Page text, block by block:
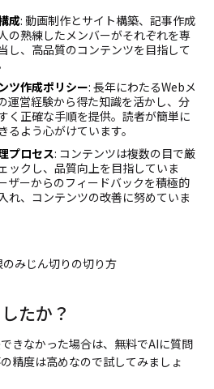
成: 動画制作とサイト構築、記事作成
の熟練したメンバーがそれぞれを専
し、高品質のコンテンツを目指して
ツ作成ポリシー: 長年にわたるWebメ
運営経験から得た知識を活かし、分
く正確な手順を提供。読者が簡単に
るよう心がけています。
プロセス: コンテンツは複数の目で厳
ックし、品質向上を目指していま
ザーからのフィードバックを積極的
れ、コンテンツの改善に努めていま
のみじん切りの切り方
たか？
きなかった場合は、無料でAIに質問
精度は高めなので試してみましょ